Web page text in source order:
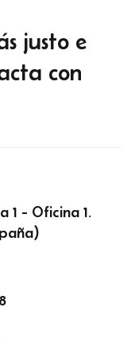
justo e
con
1 - Oficina 1.